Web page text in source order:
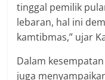
tinggal pemilik
lebaran, hal ini
kamtibmas,” ujar
Dalam
juga